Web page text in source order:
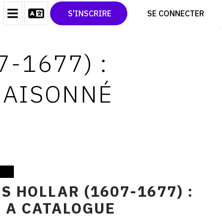
S'INSCRIRE SE CONNECTER
CONTACT
CGU
TWITTER
PINTEREST
1677) :
HOLLAR (1607-1677) :
CATALOGUE